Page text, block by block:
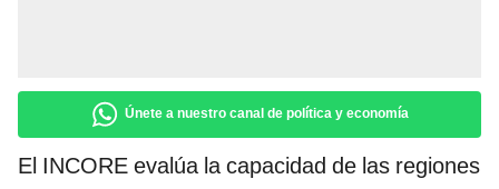
Únete a nuestro canal de política y economía
El INCORE evalúa la capacidad de las regiones